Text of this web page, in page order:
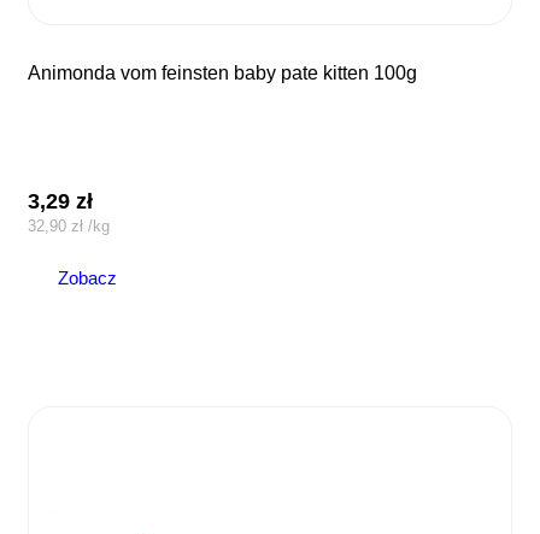
animonda vom feinsten baby pate kitten 100g
3,29zł
32,90 zł /kg
Zobacz